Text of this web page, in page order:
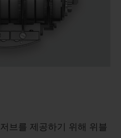
브를 제공하기 위해 위블